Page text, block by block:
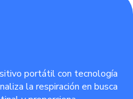
portátil con tecnología
la respiración en busca